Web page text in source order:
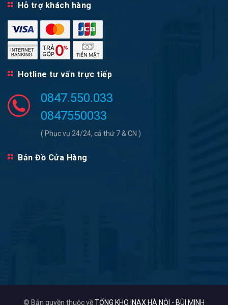
Hỗ trợ khách hàng
Hotline tư vấn trực tiếp
0847.550.033
0847550033
( Phục vụ 24/24, cả thứ 7 & CN )
Bản Đồ Cửa Hàng
© Bản quyền thuộc vềTỔNG KHO INAX HÀ NỘI - BÙI MINH